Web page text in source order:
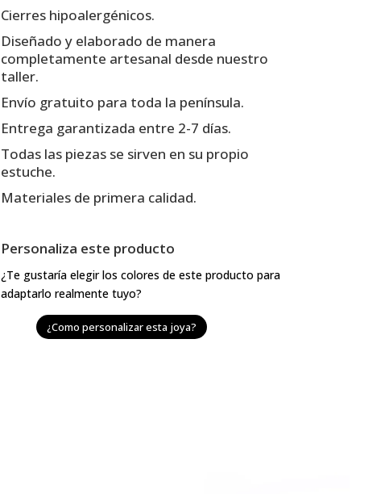
Cierres hipoalergénicos.
Diseñado y elaborado de manera
completamente artesanal desde nuestro
taller.
Envío gratuito para toda la península.
Entrega garantizada entre 2-7 días.
Todas las piezas se sirven en su propio
estuche.
Materiales de primera calidad.
Personaliza este producto
¿Te gustaría elegir los colores de este producto para
adaptarlo realmente tuyo?
¿Como personalizar esta joya?